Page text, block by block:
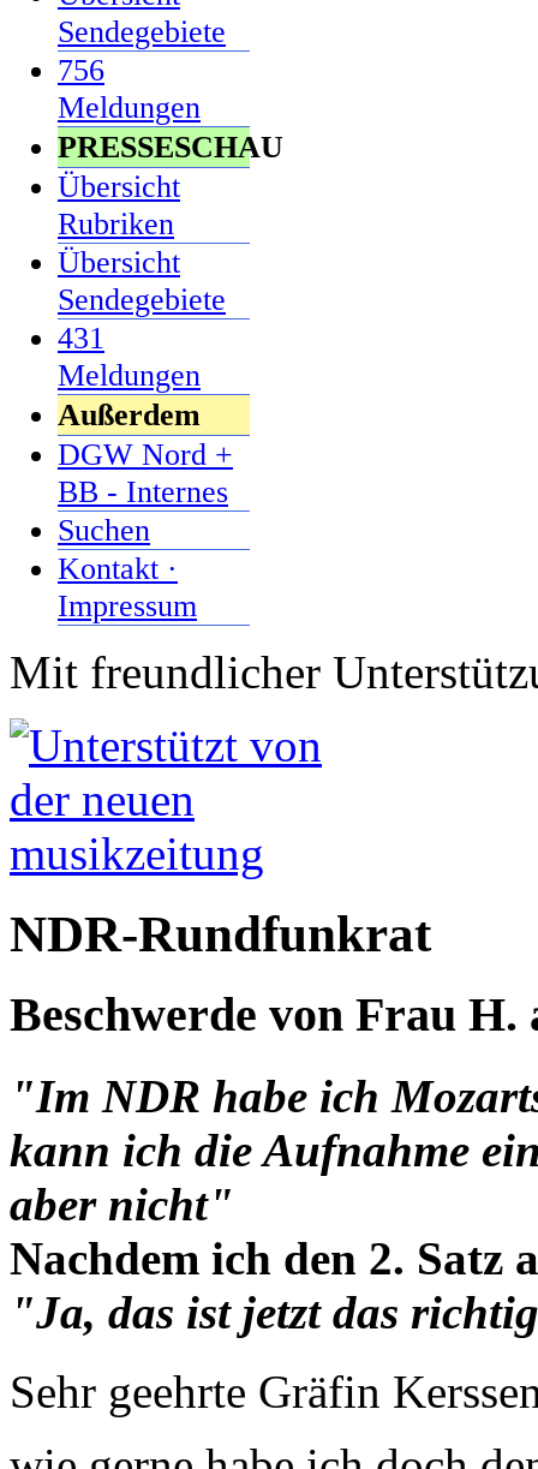
Sendegebiete
756
Meldungen
PRESSESCHAU
Übersicht
Rubriken
Übersicht
Sendegebiete
431
Meldungen
Außerdem
DGW Nord +
BB - Internes
Suchen
Kontakt ·
Impressum
Mit freundlicher
NDR-Rundfunkrat
Beschwerde von Frau H.
"Im NDR habe ich
kann ich die Aufnahme
aber nicht"
Nachdem ich den 2. Satz
"Ja, das ist jetzt das
Sehr geehrte Gräfin